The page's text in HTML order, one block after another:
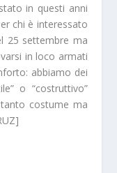
in questi anni
chi è interessato
25 settembre ma
in loco armati
abbiamo dei
o “costruttivo”
costume ma